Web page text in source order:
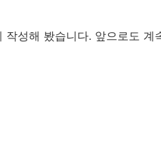
성해 봤습니다. 앞으로도 계